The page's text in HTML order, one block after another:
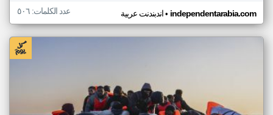
اندبندنت عربية• independentarabia.com عدد الكلمات: ٥٠٦